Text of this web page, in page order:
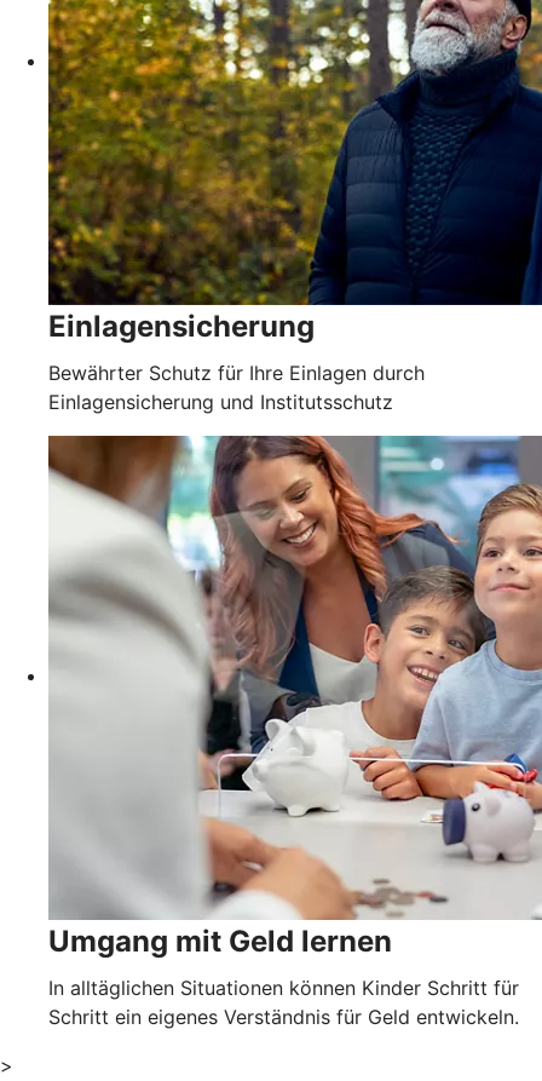
Einlagensicherung
Bewährter Schutz für Ihre Einlagen durch
Einlagensicherung und Institutsschutz
Umgang mit Geld lernen
In alltäglichen Situationen können Kinder Schritt für
Schritt ein eigenes Verständnis für Geld entwickeln.
>